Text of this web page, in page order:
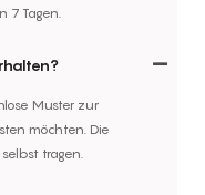
7 Tagen.
Muster zur
möchten. Die
tragen.